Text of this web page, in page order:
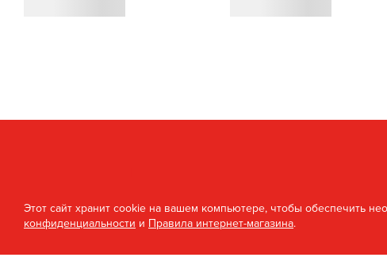
Этот сайт хранит cookie на вашем компьютере, чтобы обеспечить
конфиденциальности и Правила интернет-магазина.